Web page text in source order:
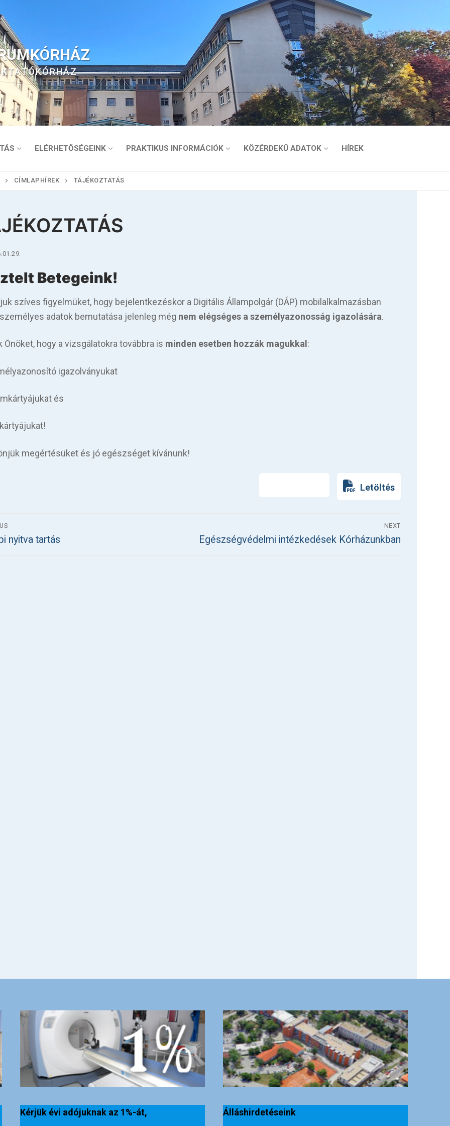
ELÉRHETŐSÉGEINK PRAKTIKUS INFORMÁCIÓK KÖZÉRDEKŰ ADATOK HÍREK
CÍMLAPHÍREK TÁJÉKOZTATÁS
Betegeink!
szíves figyelmüket, hogy bejelentkezéskor a Digitális Állampolgár (DÁP) mobilalkalmazásban
adatok bemutatása jelenleg még nem elégséges a személyazonosság igazolására.
Önöket, hogy a vizsgálatokra továbbra is minden esetben hozzák magukkal :
igazolványukat
és
megértésüket és jó egészséget kívánunk!
Letöltés
nyitva tartás
NEXT
Next
Egészségvédelmi intézkedések Kórházunkban
Kérjük évi adójuknak az 1%-át, Álláshirdetéseink